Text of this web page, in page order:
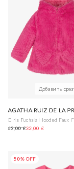
Добавить
AGATHA RUIZ DE LA
Girls Fuchsia Hooded Faux
63,00 £32,00 £
50% OFF